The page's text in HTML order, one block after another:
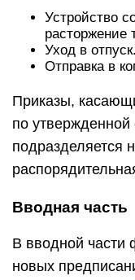
Устройство
расторжение
Уход в отпуск.
Отправка в
Приказы,
по
подразделяется
Вводная часть
В вводной части
новых